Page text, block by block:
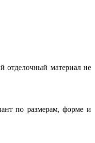
отделочный материал не
по размерам, форме и